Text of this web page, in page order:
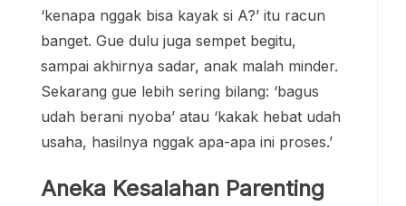
‘kenapa nggak bisa kayak si A?’ itu racun
banget. Gue dulu juga sempet begitu,
sampai akhirnya sadar, anak malah minder.
Sekarang gue lebih sering bilang: ‘bagus
udah berani nyoba’ atau ‘kakak hebat udah
usaha, hasilnya nggak apa-apa ini proses.’
Aneka Kesalahan Parenting